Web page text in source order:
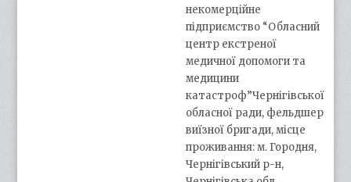
некомерційне
підприємство “Обласний
центр екстреної
медичної допомоги та
медицини
катастроф”Чернігівської
обласної ради, фельдшер
виїзної бригади, місце
проживання: м. Городня,
Чернігівський р-н,